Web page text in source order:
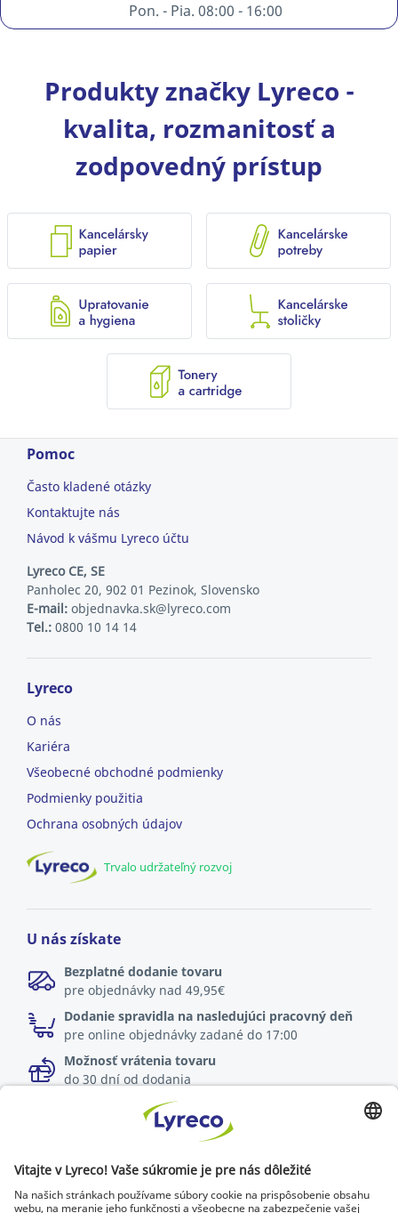
Pon. - Pia. 08:00 - 16:00
Produkty značky Lyreco -
kvalita, rozmanitosť a
zodpovedný prístup
Pomoc
Často kladené otázky
Kontaktujte nás
Návod k vášmu Lyreco účtu
Lyreco CE, SE
Panholec 20, 902 01 Pezinok, Slovensko
E-mail: objednavka.sk@lyreco.com
Tel.: 0800 10 14 14
Lyreco
O nás
Kariéra
Všeobecné obchodné podmienky
Podmienky použitia
Ochrana osobných údajov
Trvalo udržateľný rozvoj
U nás získate
Bezplatné dodanie tovaru
pre objednávky nad 49,95€
Dodanie spravidla na nasledujúci pracovný deň
pre online objednávky zadané do 17:00
Možnosť vrátenia tovaru
do 30 dní od dodania
Špecialista na každé pracovisko
Najnovšie správy a rady od odborníkov
Objavte Lyreco riešenia pre ekologickejšie pracoviská